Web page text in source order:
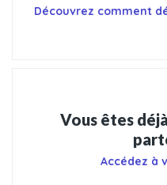
Découvrez comment
Vous êtes
Accédez à